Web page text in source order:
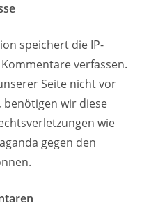
speichert die IP-
verfassen.
Seite nicht vor
wir diese
wie
gegen den